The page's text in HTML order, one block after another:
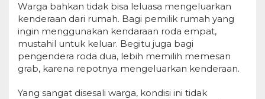
Warga bahkan tidak bisa leluasa mengeluarkan
kenderaan dari rumah. Bagi pemilik rumah yang
ingin menggunakan kendaraan roda empat,
mustahil untuk keluar. Begitu juga bagi
pengendera roda dua, lebih memilih memesan
grab, karena repotnya mengeluarkan kenderaan.
Yang sangat disesali warga, kondisi ini tidak